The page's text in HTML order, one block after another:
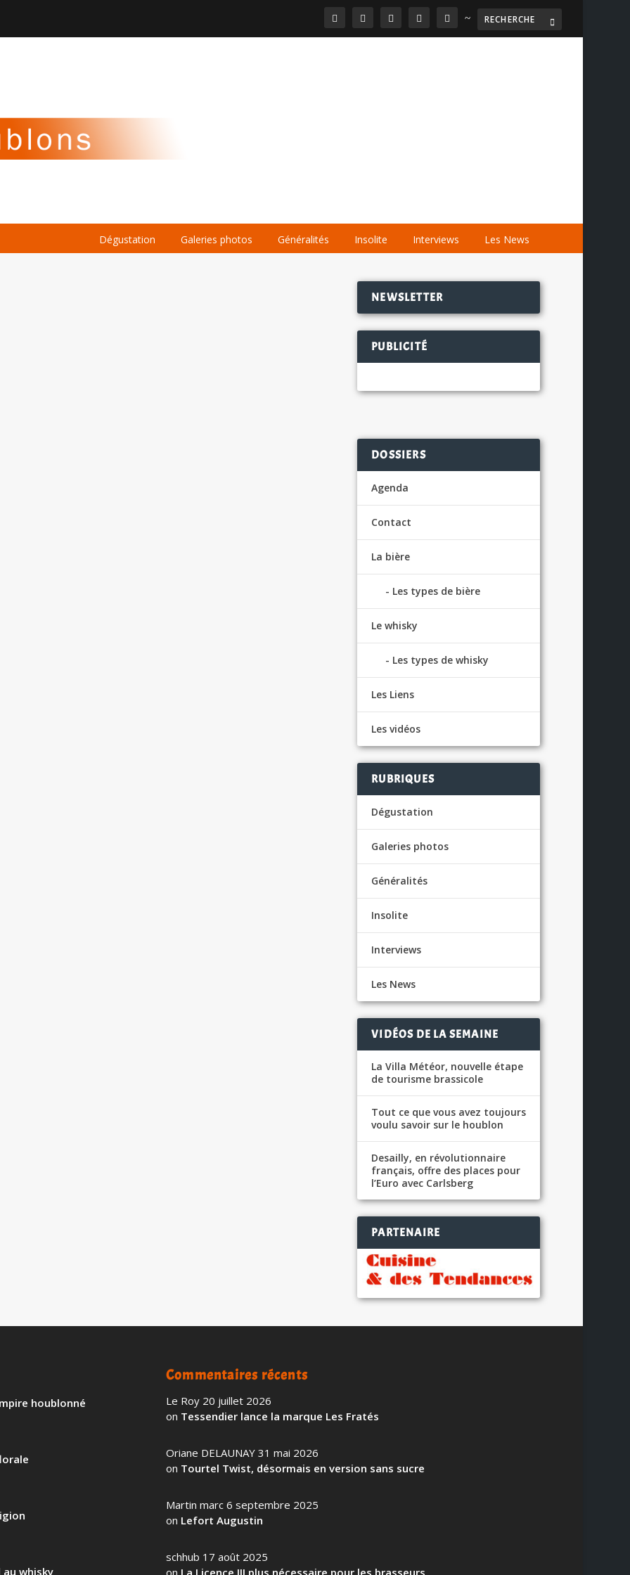
~
Dégustation Galeries photos Généralités Insolite Interviews Les News
NEWSLETTER
PUBLICITÉ
DOSSIERS
Agenda
Contact
La bière
Les types de bière
Le whisky
Les types de whisky
Les Liens
Les vidéos
RUBRIQUES
Dégustation
Galeries photos
Généralités
Insolite
Interviews
Les News
VIDÉOS DE LA SEMAINE
La Villa Météor, nouvelle étape
de tourisme brassicole
Tout ce que vous avez toujours
voulu savoir sur le houblon
Desailly, en révolutionnaire
français, offre des places pour
l’Euro avec Carlsberg
PARTENAIRE
houblonné
whisky
Commentaires récents
Le Roy 20 juillet 2026
on Tessendier lance la marque Les Fratés
Oriane DELAUNAY 31 mai 2026
on Tourtel Twist, désormais en version sans sucre
Martin marc 6 septembre 2025
on Lefort Augustin
schhub 17 août 2025
on La Licence III plus nécessaire pour les brasseurs